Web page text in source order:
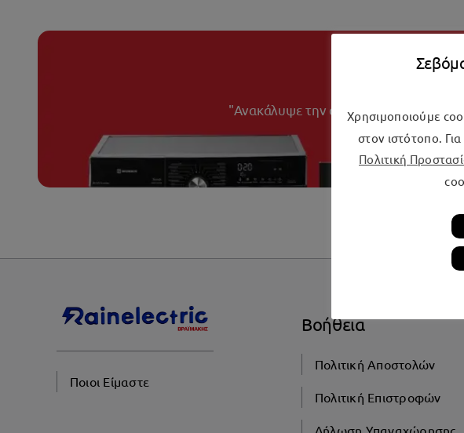
"Ανακάλυψε την ατελείοτη γκάμα
Ποιοι Είμαστε
Βοήθεια
Πολιτική Αποστολών
Πολιτική Επιστροφών
Δήλωση Υπαναχώρησης
Χρησιμοποιούμε
στον ιστότοπο.
Πολιτική